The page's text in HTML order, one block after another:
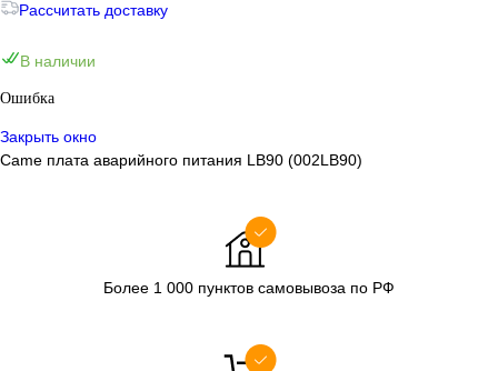
Рассчитать доставку
В наличии
Ошибка
Закрыть окно
Came плата аварийного питания LB90 (002LB90)
Более 1 000 пунктов самовывоза по РФ